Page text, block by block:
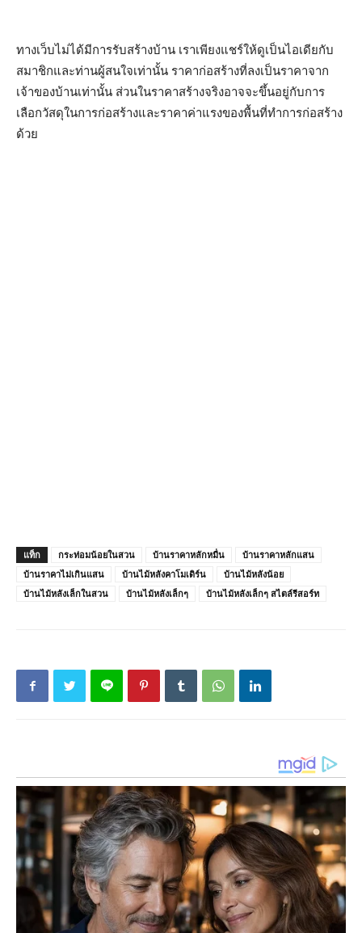
ทางเว็บไม่ได้มีการรับสร้างบ้าน เราเพียงแชร์ให้ดูเป็นไอเดียกับ
สมาชิกและท่านผู้สนใจเท่านั้น ราคาก่อสร้างที่ลงเป็นราคาจาก
เจ้าของบ้านเท่านั้น ส่วนในราคาสร้างจริงอาจจะขึ้นอยู่กับการ
เลือกวัสดุในการก่อสร้างและราคาค่าแรงของพื้นที่ทำการก่อสร้าง
ด้วย
แท็ก กระท่อมน้อยในสวน บ้านราคาหลักหมื่น
บ้านราคาหลักแสน
บ้านราคาไม่เกินแสน
บ้านไม้หลังคาโมเดิร์น
บ้านไม้หลังน้อย
บ้านไม้หลังเล็กในสวน
บ้านไม้หลังเล็กๆ บ้านไม้หลังเล็กๆ สไตล์รีสอร์ท